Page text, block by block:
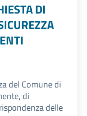
DI
del Comune di
di
delle